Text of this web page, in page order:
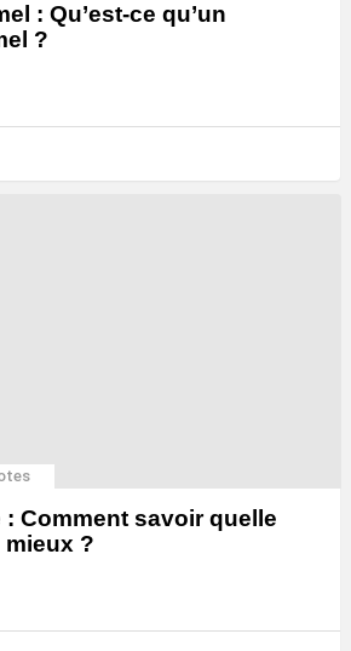
: Qu’est-ce qu’un
?
: Comment savoir quelle
mieux ?